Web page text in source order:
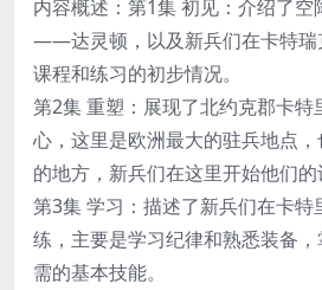
内容概述：第1集 初见：介绍了空
——达灵顿，以及新兵们在卡特瑞
课程和练习的初步情况。
第2集 重塑：展现了北约克郡卡特
心，这里是欧洲最大的驻兵地点
的地方，新兵们在这里开始他们的
第3集 学习：描述了新兵们在卡特
练，主要是学习纪律和熟悉装备
需的基本技能。